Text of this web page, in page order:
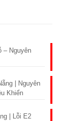
– Nguyên
| Nguyên
Khiển
| Lỗi E2